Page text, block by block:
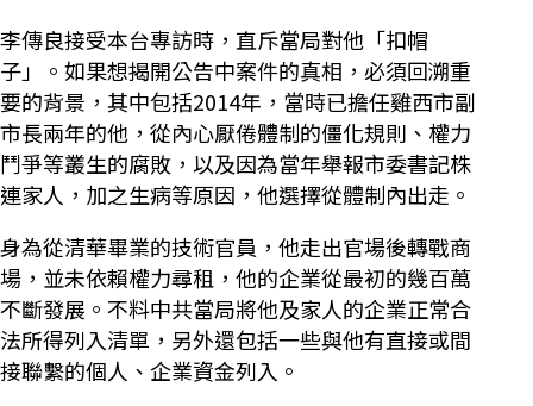
李傳良接受本台專訪時，直斥當局對他「扣帽
子」。如果想揭開公告中案件的真相，必須回溯重
要的背景，其中包括2014年，當時已擔任雞西市副
市長兩年的他，從內心厭倦體制的僵化規則、權力
鬥爭等叢生的腐敗，以及因為當年舉報市委書記株
連家人，加之生病等原因，他選擇從體制內出走。
身為從清華畢業的技術官員，他走出官場後轉戰商
場，並未依賴權力尋租，他的企業從最初的幾百萬
不斷發展。不料中共當局將他及家人的企業正常合
法所得列入清單，另外還包括一些與他有直接或間
接聯繫的個人、企業資金列入。